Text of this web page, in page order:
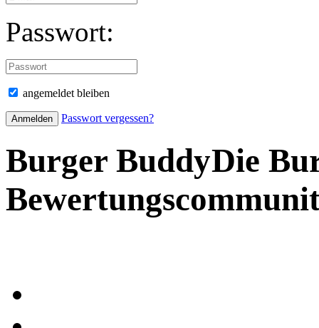
Passwort:
angemeldet bleiben
Passwort vergessen?
Burger BuddyDie